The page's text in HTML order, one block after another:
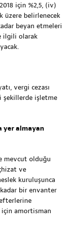
için %2,5, (iv)
üzere belirlenecek
beyan etmeleri
ilgili olarak
vergi cezası
şekillerde işletme
yer almayan
mevcut olduğu
ve
kuruluşunca
bir envanter
amortisman